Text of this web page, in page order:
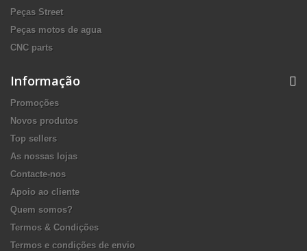
Peças Street
Peças motos de agua
CNC parts
Informação
Promoções
Novos produtos
Top sellers
As nossas lojas
Contacte-nos
Apoio ao cliente
Quem somos?
Termos & Condições
Termos e condições de envio